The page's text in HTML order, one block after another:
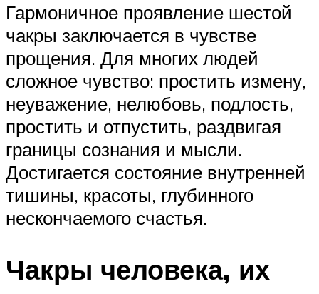
Гармоничное проявление шестой
чакры заключается в чувстве
прощения. Для многих людей
сложное чувство: простить измену,
неуважение, нелюбовь, подлость,
простить и отпустить, раздвигая
границы сознания и мысли.
Достигается состояние внутренней
тишины, красоты, глубинного
нескончаемого счастья.
Чакры человека, их